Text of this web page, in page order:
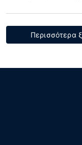
Περισσότερα